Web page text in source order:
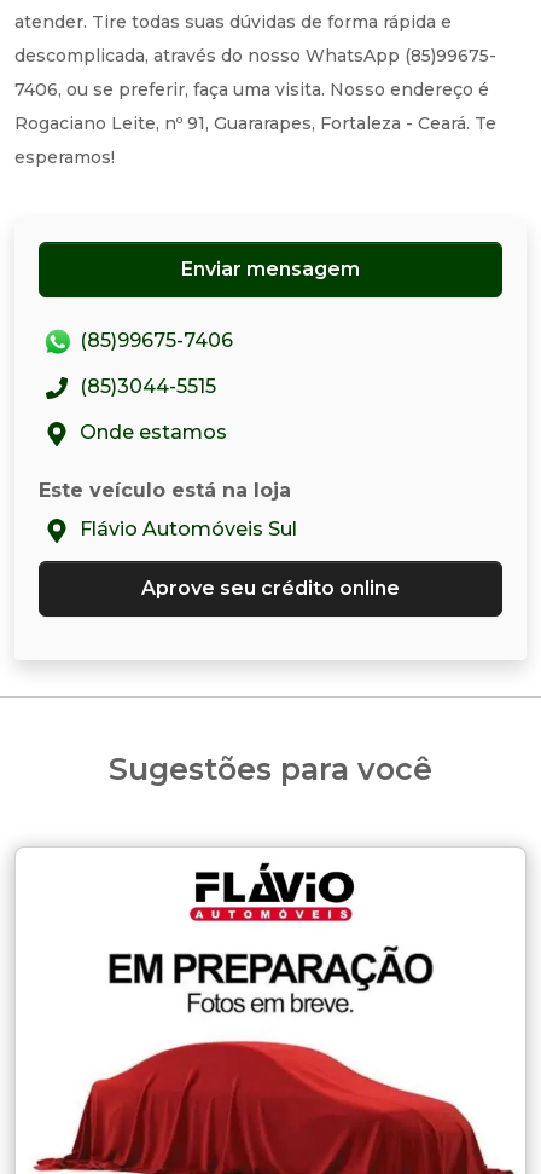
atender. Tire todas suas dúvidas de forma rápida e
descomplicada, através do nosso WhatsApp (85)99675-
7406, ou se preferir, faça uma visita. Nosso endereço é
Rogaciano Leite, nº 91, Guararapes, Fortaleza - Ceará. Te
esperamos!
Enviar mensagem
(85)99675-7406
(85)3044-5515
Onde estamos
Este veículo está na loja
Flávio Automóveis Sul
Aprove seu crédito online
Sugestões para você